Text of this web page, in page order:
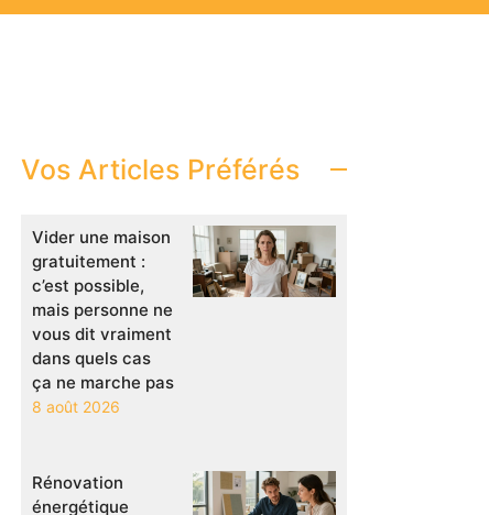
Vos Articles Préférés
Vider une maison
gratuitement :
c’est possible,
mais personne ne
vous dit vraiment
dans quels cas
ça ne marche pas
8 août 2026
Rénovation
énergétique